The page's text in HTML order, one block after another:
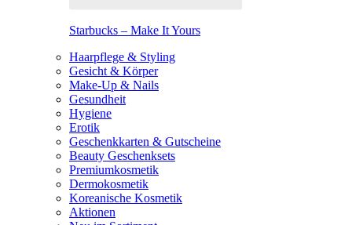
Starbucks – Make It Yours
Haarpflege & Styling
Gesicht & Körper
Make-Up & Nails
Gesundheit
Hygiene
Erotik
Geschenkkarten & Gutscheine
Beauty Geschenksets
Premiumkosmetik
Dermokosmetik
Koreanische Kosmetik
Aktionen